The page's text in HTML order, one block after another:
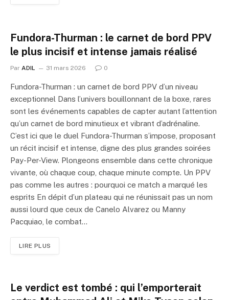
Fundora-Thurman : le carnet de bord PPV
le plus incisif et intense jamais réalisé
Par ADIL 31 mars 2026 0
Fundora-Thurman : un carnet de bord PPV d’un niveau
exceptionnel Dans l’univers bouillonnant de la boxe, rares
sont les événements capables de capter autant l’attention
qu’un carnet de bord minutieux et vibrant d’adrénaline.
C’est ici que le duel Fundora-Thurman s’impose, proposant
un récit incisif et intense, digne des plus grandes soirées
Pay-Per-View. Plongeons ensemble dans cette chronique
vivante, où chaque coup, chaque minute compte. Un PPV
pas comme les autres : pourquoi ce match a marqué les
esprits En dépit d’un plateau qui ne réunissait pas un nom
aussi lourd que ceux de Canelo Alvarez ou Manny
Pacquiao, le combat…
LIRE PLUS
Le verdict est tombé : qui l’emporterait